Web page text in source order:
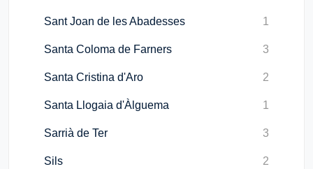
Sant Joan de les Abadesses 1
Santa Coloma de Farners 3
Santa Cristina d'Aro 2
Santa Llogaia d'Àlguema 1
Sarrià de Ter 3
Sils 2